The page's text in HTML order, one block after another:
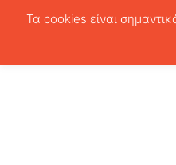
Τα cookies είναι